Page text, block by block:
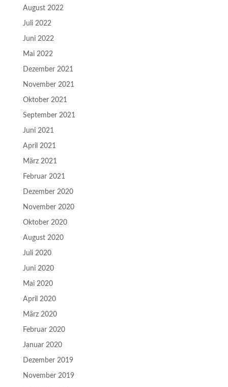
August 2022
Juli 2022
Juni 2022
Mai 2022
Dezember 2021
November 2021
Oktober 2021
September 2021
Juni 2021
April 2021
März 2021
Februar 2021
Dezember 2020
November 2020
Oktober 2020
August 2020
Juli 2020
Juni 2020
Mai 2020
April 2020
März 2020
Februar 2020
Januar 2020
Dezember 2019
November 2019